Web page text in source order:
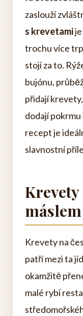
zaslouží
s krevetami
trochu více
stojí za to.
bujónu,
přidají
dodají
recept je
slavnostní
Krevety
Krevety na
patří mezi ta
okamžitě
malé rybí